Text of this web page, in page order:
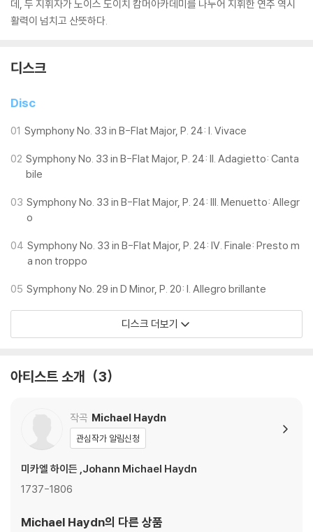
데, 두 지휘자가 노이스 도이치 캄머아카데미를 나누어 지휘한 연주 역시
활력이 넘치고 산뜻하다.
디스크
Disc
01 Symphony No. 33 in B-Flat Major, P. 24: I. Vivace
02 Symphony No. 33 in B-Flat Major, P. 24: II. Adagietto: Canta
bile
03 Symphony No. 33 in B-Flat Major, P. 24: III. Menuetto: Allegr
o
04 Symphony No. 33 in B-Flat Major, P. 24: IV. Finale: Presto m
a non troppo
05 Symphony No. 29 in D Minor, P. 20: I. Allegro brillante
디스크 더보기
아티스트 소개 3
작곡 Michael Haydn
관심작가 알림신청
미카엘 하이든 ,Johann Michael Haydn
1737-1806
Michael Haydn의 다른 상품